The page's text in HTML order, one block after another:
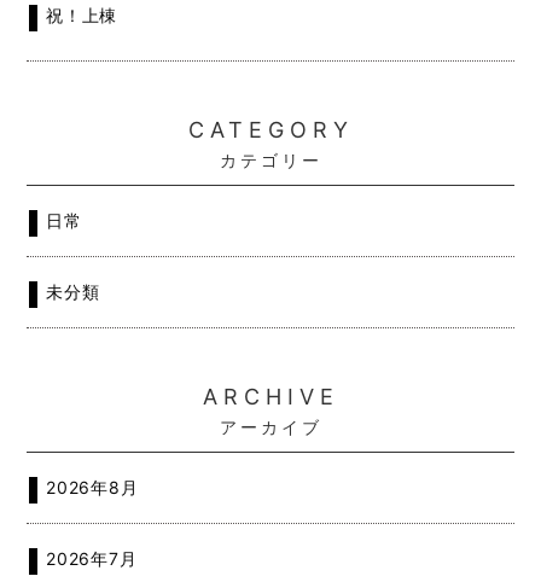
祝！上棟
CATEGORY
カテゴリー
日常
未分類
ARCHIVE
アーカイブ
2026年8月
2026年7月